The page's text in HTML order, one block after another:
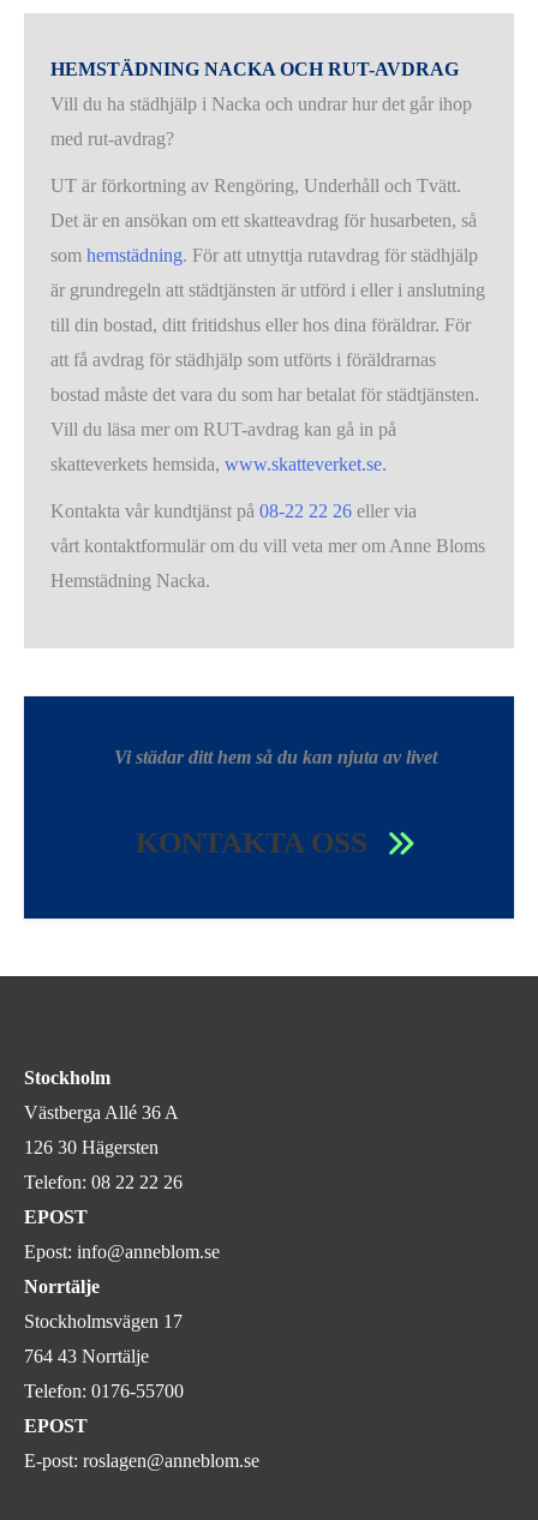
HEMSTÄDNING NACKA OCH RUT-AVDRAG
Vill du ha städhjälp i Nacka och undrar hur det går ihop
med rut-avdrag?
UT är förkortning av Rengöring, Underhåll och Tvätt.
Det är en ansökan om ett skatteavdrag för husarbeten, så
somhemstädning. För att utnyttja rutavdrag för städhjälp
är grundregeln att städtjänsten är utförd i eller i anslutning
till din bostad, ditt fritidshus eller hos dina föräldrar. För
att få avdrag för städhjälp som utförts i föräldrarnas
bostad måste det vara du som har betalat för städtjänsten.
Vill du läsa mer om RUT-avdrag kan gå in på
skatteverkets hemsida,www.skatteverket.se.
Kontakta vår kundtjänst på08-22 22 26 eller via
vårt kontaktformulär om du vill veta mer om Anne Bloms
Hemstädning Nacka.
Vi städar ditt hem så du kan njuta av livet
KONTAKTA OSS
Stockholm
Västberga Allé 36 A
126 30 Hägersten
Telefon: 08 22 22 26
EPOST
Epost: info@anneblom.se
Norrtälje
Stockholmsvägen 17
764 43 Norrtälje
Telefon: 0176-55700
EPOST
E-post: roslagen@anneblom.se